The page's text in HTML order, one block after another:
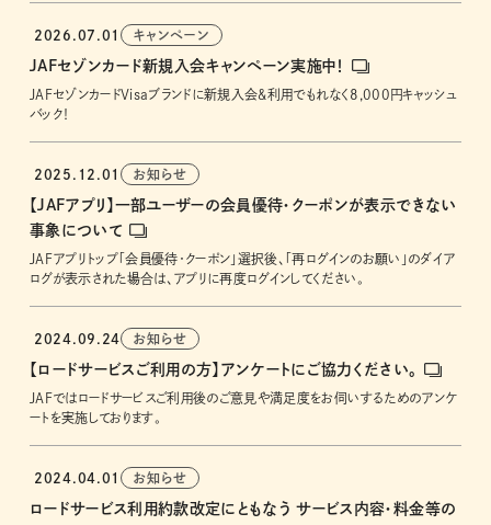
2026.07.01 キャンペーン
JAFセゾンカード新規入会キャンペーン実施中！
JAFセゾンカードVisaブランドに新規入会&利用でもれなく8,000円キャッシュ
バック！
2025.12.01 お知らせ
【JAFアプリ】一部ユーザーの会員優待・クーポンが表示できない
事象について
JAFアプリトップ「会員優待・クーポン」選択後、「再ログインのお願い」のダイア
ログが表示された場合は、アプリに再度ログインしてください。
2024.09.24 お知らせ
【ロードサービスご利用の方】アンケートにご協力ください。
JAFではロードサービスご利用後のご意見や満足度をお伺いするためのアンケ
ートを実施しております。
2024.04.01 お知らせ
ロードサービス利用約款改定にともなう サービス内容・料金等の